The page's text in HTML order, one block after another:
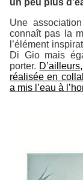
Une
connaît pas la
l’élément
Di Gio mais
porter.
réalisée en
a mis l’eau à